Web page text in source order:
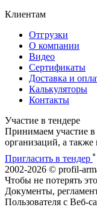
Клиентам
Отгрузки
О компании
Видео
Сертификаты
Доставка и
Калькуляторы
Контакты
Участие в тендере
Принимаем участие в
организаций, а
Пригласить в тендер
2002-2026 © profil-
Чтобы не потерять
Документы,
Пользователя с Веб-